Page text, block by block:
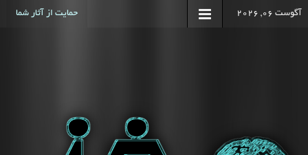
آگوست 06, 2026 حمایت از آثار شما